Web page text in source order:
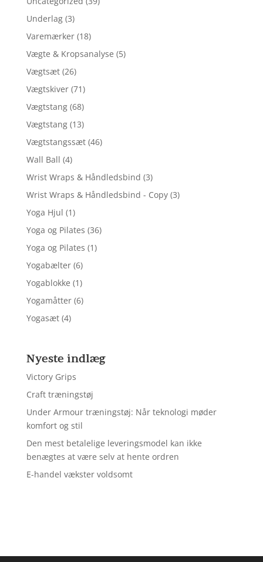
Underlag (3)
Varemærker (18)
Vægte & Kropsanalyse (5)
Vægtsæt (26)
Vægtskiver (71)
Vægtstang (68)
Vægtstang (13)
Vægtstangssæt (46)
Wall Ball (4)
Wrist Wraps & Håndledsbind (3)
Wrist Wraps & Håndledsbind - Copy (3)
Yoga Hjul (1)
Yoga og Pilates (36)
Yoga og Pilates (1)
Yogabælter (6)
Yogablokke (1)
Yogamåtter (6)
Yogasæt (4)
Nyeste indlæg
Victory Grips
Craft træningstøj
Under Armour træningstøj: Når teknologi møder
komfort og stil
Den mest betalelige leveringsmodel kan ikke
benægtes at være selv at hente ordren
E-handel vækster voldsomt